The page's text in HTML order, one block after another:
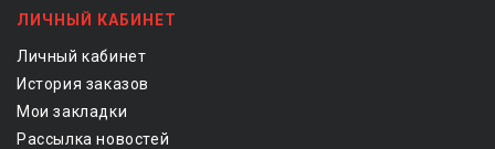
ЛИЧНЫЙ КАБИНЕТ
Личный кабинет
История заказов
Мои закладки
Рассылка новостей